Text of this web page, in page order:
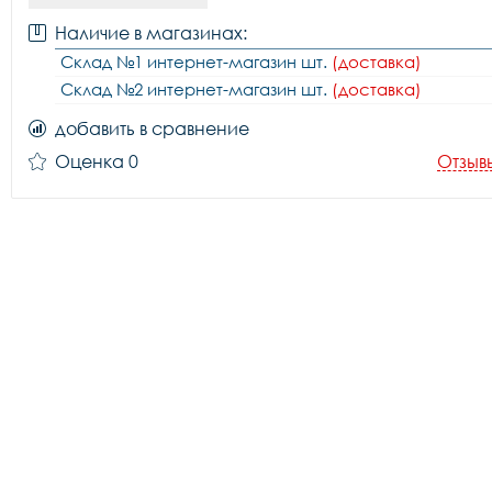
Наличие в магазинах:
Склад №1 интернет-магазин шт. (доставка)
Склад №2 интернет-магазин шт. (доставка)
добавить в сравнение
Оценка 0